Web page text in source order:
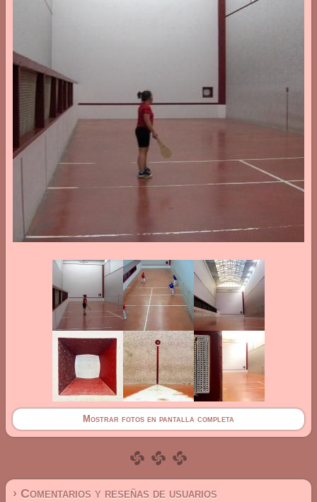
Mostrar fotos en pantalla completa
› Comentarios y reseñas de usuarios